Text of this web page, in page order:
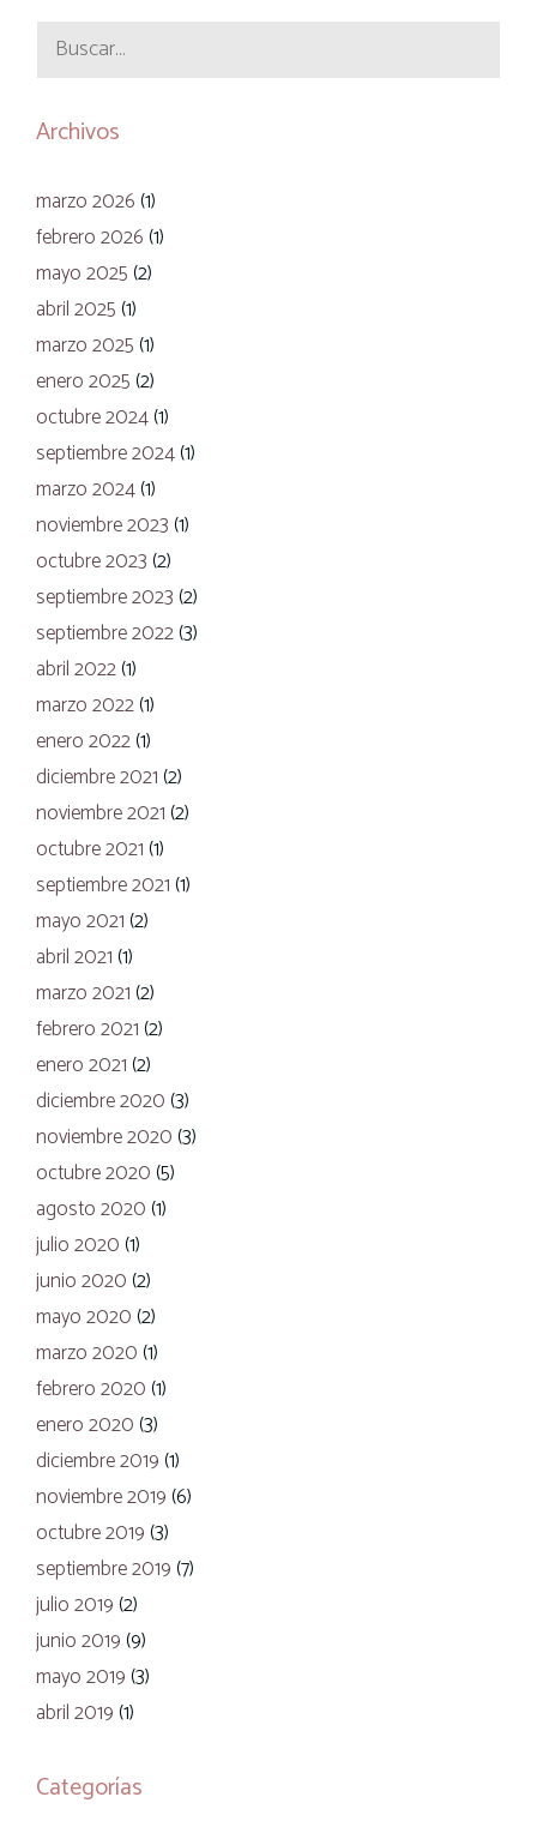
Buscar:
Archivos
marzo 2026 (1)
febrero 2026 (1)
mayo 2025 (2)
abril 2025 (1)
marzo 2025 (1)
enero 2025 (2)
octubre 2024(1)
septiembre 2024(1)
marzo 2024(1)
noviembre 2023 (1)
octubre 2023 (2)
septiembre 2023 (2)
septiembre 2022(3)
abril 2022(1)
marzo 2022(1)
enero 2022(1)
diciembre 2021 (2)
noviembre 2021 (2)
octubre 2021 (1)
septiembre 2021 (1)
mayo 2021 (2)
abril 2021 (1)
marzo 2021 (2)
febrero 2021 (2)
enero 2021 (2)
diciembre 2020 (3)
noviembre 2020 (3)
octubre 2020 (5)
agosto 2020 (1)
julio 2020 (1)
junio 2020 (2)
mayo 2020 (2)
marzo 2020 (1)
febrero 2020 (1)
enero 2020 (3)
diciembre 2019 (1)
noviembre 2019 (6)
octubre 2019 (3)
septiembre 2019 (7)
julio 2019 (2)
junio 2019 (9)
mayo 2019 (3)
abril 2019 (1)
Categorías